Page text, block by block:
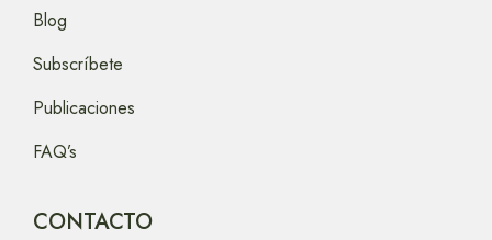
Blog
Subscríbete
Publicaciones
FAQ’s
CONTACTO